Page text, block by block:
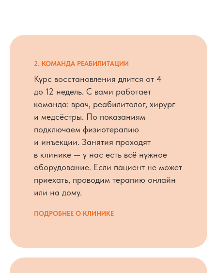
2. КОМАНДА РЕАБИЛИТАЦИИ
Курс восстановления длится от 4
до 12 недель. С вами работает
команда: врач, реабилитолог, хирург
и медсёстры. По показаниям
подключаем физиотерапию
и инъекции. Занятия проходят
в клинике — у нас есть всё нужное
оборудование. Если пациент не может
приехать, проводим терапию онлайн
или на дому.
ПОДРОБНЕЕ О КЛИНИКЕ